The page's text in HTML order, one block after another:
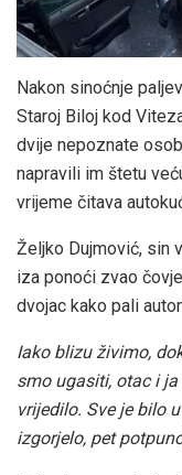
Nakon sinoćnje
Staroj Biloj kod
dvije nepoznate
napravili im štetu
vrijeme čitava
Željko Dujmović, sin
iza ponoći zvao
dvojac kako pali
Iako blizu živimo,
smo ugasiti, otac i
vrijedilo. Sve je bilo
izgorjelo, pet